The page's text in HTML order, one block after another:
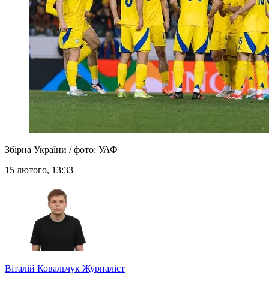
Збірна України / фото: УАФ
15 лютого, 13:33
Віталій Ковальчук Журналіст